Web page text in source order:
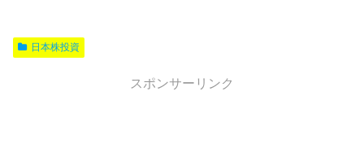
日本株投資
スポンサーリンク